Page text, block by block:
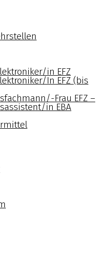
in EFZ
In EFZ (bis
Frau EFZ –
in EBA